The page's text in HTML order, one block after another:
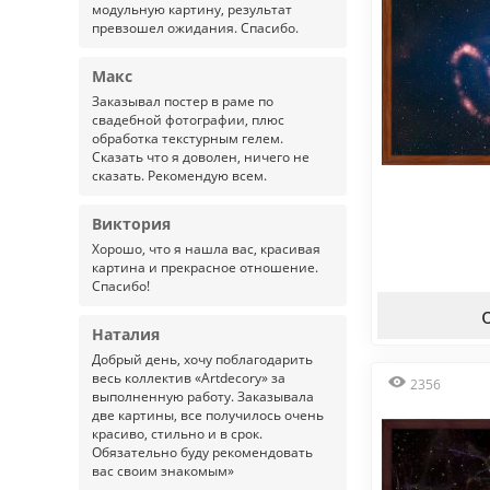
модульную картину, результат
превзошел ожидания. Спасибо.
Макс
Заказывал постер в раме по
свадебной фотографии, плюс
обработка текстурным гелем.
Сказать что я доволен, ничего не
сказать. Рекомендую всем.
Виктория
Хорошо, что я нашла вас, красивая
картина и прекрасное отношение.
Спасибо!
Наталия
Добрый день, хочу поблагодарить
весь коллектив «Artdecory» за
выполненную работу. Заказывала
две картины, все получилось очень
красиво, стильно и в срок.
Обязательно буду рекомендовать
вас своим знакомым»
2356